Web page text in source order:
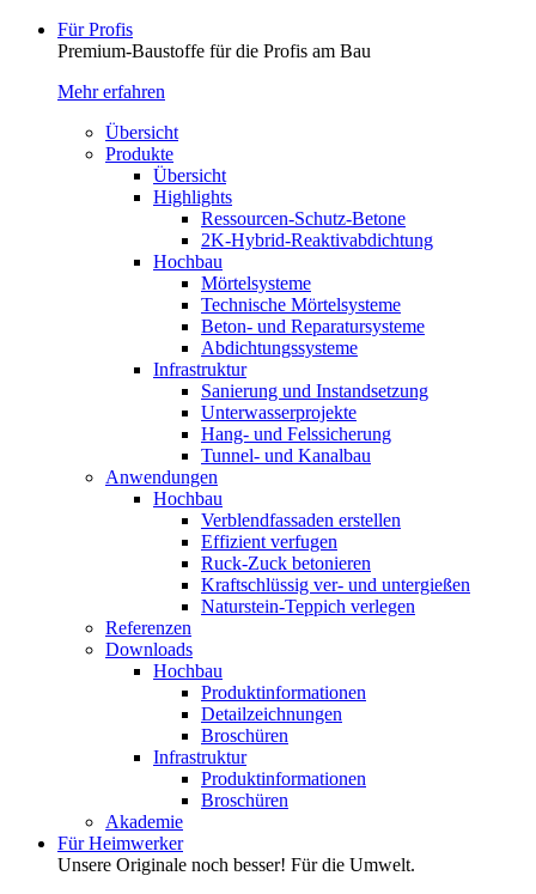
Für Profis
Premium-Baustoffe für die Profis am Bau
Mehr erfahren
Übersicht
Produkte
Übersicht
Highlights
Ressourcen-Schutz-Betone
2K-Hybrid-Reaktivab­dichtung
Hochbau
Mörtelsysteme
Technische Mörtelsysteme
Beton- und Reparatursysteme
Abdichtungssysteme
Infrastruktur
Sanierung und Instandsetzung
Unterwasserprojekte
Hang- und Felssicherung
Tunnel- und Kanalbau
Anwendungen
Hochbau
Verblendfassaden erstellen
Effizient verfugen
Ruck-Zuck betonieren
Kraftschlüssig ver- und untergießen
Naturstein-Teppich verlegen
Referenzen
Downloads
Hochbau
Produktinformationen
Detailzeichnungen
Broschüren
Infrastruktur
Produktinformationen
Broschüren
Akademie
Für Heimwerker
Unsere Originale noch besser! Für die Umwelt.